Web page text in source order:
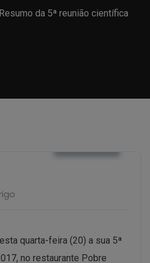
Resumo da 5ª reunião científica
quarta-feira (20) a sua 5ª
no restaurante Pobre